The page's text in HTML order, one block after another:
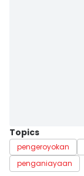
Topics
pengeroyokan
penganiayaan